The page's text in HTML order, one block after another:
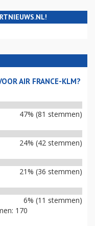
AIR FRANCE-KLM?
47% (81 stemmen)
24% (42 stemmen)
21% (36 stemmen)
6% (11 stemmen)
170